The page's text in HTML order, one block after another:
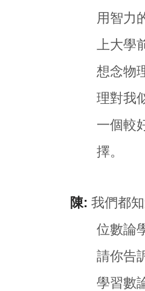
用智力
上大學
想念物
理對我
一個較
擇。
陳: 我們都
位數論
請你告
學習數